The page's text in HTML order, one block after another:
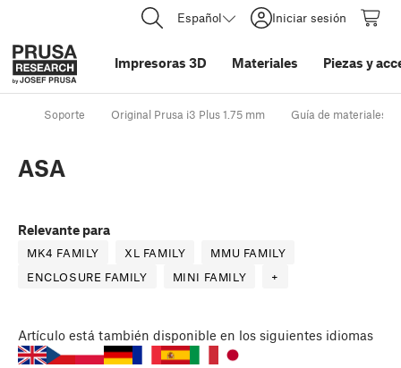
Español Iniciar sesión
Impresoras 3D Materiales Piezas y
Soporte Original Prusa i3 Plus 1.75 mm Guía de materiales
ASA
Relevante para
MK4 FAMILY XL FAMILY
MMU FAMILY
ENCLOSURE FAMILY
MINI FAMILY +
Artículo está también disponible en los siguientes idiomas